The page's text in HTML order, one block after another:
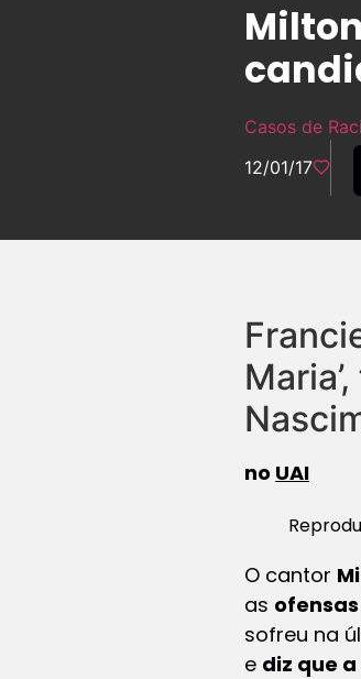
Casos de
12/01/17
no UAI
O cantor
as
sofreu na
e diz que